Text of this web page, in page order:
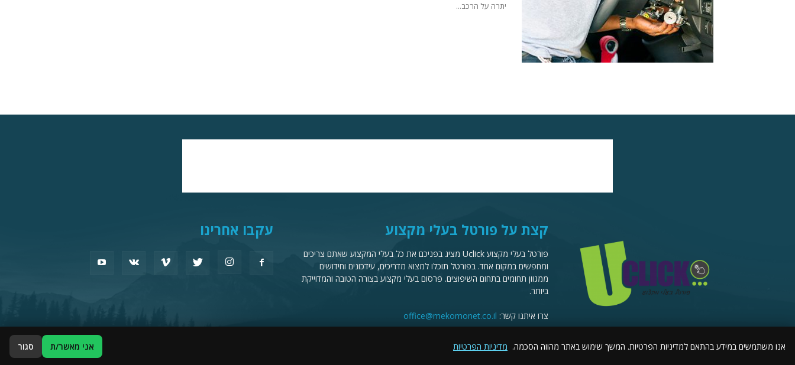
יתרה על הרכב...
קצת על פורטל בעלי מקצוע
פורטל בעלי מקצוע Uclick מציג בפניכם את כל בעלי המקצוע שאתם צריכים
ומחפשים במקום אחד. בפורטל תוכלו למצוא מדריכים, עידכונים וחידושים
ממגוון תחומים בתחום השיפוצים. פרסום בעלי מקצוע בצורה הטובה והמדוייקת
ביותר.
צרו איתנו קשר: office@mekomonet.co.il
עקבו אחרינו
הצהרת נגישות
אנו משתמשים במידע בהתאם למדיניות הפרטיות. המשך שימוש באתר מהווה הסכמה. מדיניות הפרטיות אני מאשר/ת סגור